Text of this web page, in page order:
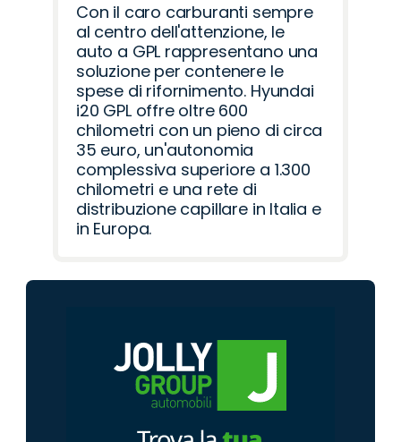
Con il caro carburanti sempre
al centro dell'attenzione, le
auto a GPL rappresentano una
soluzione per contenere le
spese di rifornimento. Hyundai
i20 GPL offre oltre 600
chilometri con un pieno di circa
35 euro, un'autonomia
complessiva superiore a 1.300
chilometri e una rete di
distribuzione capillare in Italia e
in Europa.